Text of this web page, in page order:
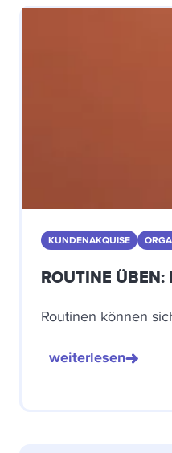
KUNDENAKQUISE
ROUTINE ÜBEN:
Routinen können
weiterlesen